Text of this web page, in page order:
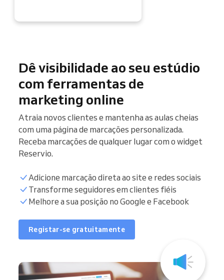
Dê visibilidade ao seu estúdio
com ferramentas de
marketing online
Atraia novos clientes e mantenha as aulas cheias
com uma página de marcações personalizada.
Receba marcações de qualquer lugar com o widget
Reservio.
Adicione marcação direta ao site e redes sociais
Transforme seguidores em clientes fiéis
Melhore a sua posição no Google e Facebook
Registar-se gratuitamente